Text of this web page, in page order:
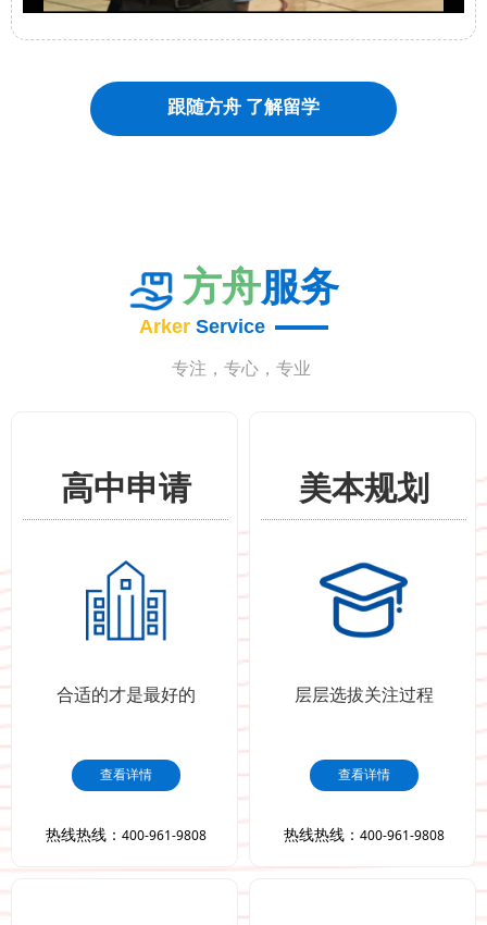
跟随方舟 了解留学
高中申请
合适的才是最好的
热线热线： 400-961-9808
查看详情
合适的才是最好的
热线热线： 400-961-9808
高中申请
查看详情
美本规划
层层选拔关注过程
热线热线： 400-961-9808
查看详情
层层选拔关注过程
热线热线： 400-961-9808
美本规划
查看详情
ArkerService
专注，专心，专业
方舟服务